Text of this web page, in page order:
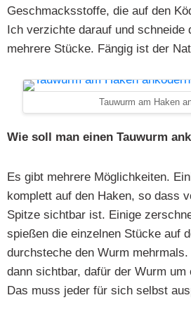
Geschmacksstoffe, die auf den
Ich verzichte darauf und schneide
mehrere Stücke. Fängig ist der
Tauwurm am Haken
Wie soll man einen Tauwurm
Es gibt mehrere Möglichkeiten.
komplett auf den Haken, so dass
Spitze sichtbar ist. Einige
spießen die einzelnen Stücke auf
durchsteche den Wurm
dann sichtbar, dafür der Wurm um
Das muss jeder für sich selbst